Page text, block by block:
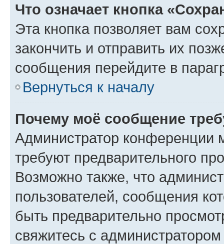
Что означает кнопка
Эта кнопка позволяет вам
закончить и отправить их
сообщения перейдите в
Вернуться к началу
Почему моё сообщение
Администратор конференции
требуют предварительного
Возможно также, что
пользователей, сообщения
быть предварительно
свяжитесь с